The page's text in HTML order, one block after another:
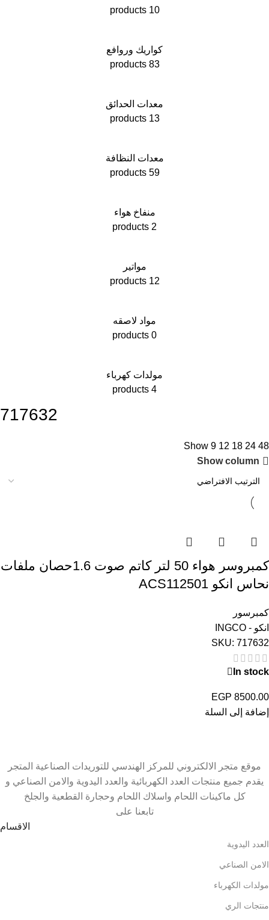
10 products
كواريك وروافع
83 products
معدات الحدائق
13 products
معدات النظافة
59 products
منفاخ هواء
2 products
مواتير
12 products
مواد لاصقه
0 products
مولدات كهرباء
4 products
717632
Show 9 12 18 24 48
Show column
كمبروسر هواء 50 لتر كاتم صوت 1.6حصان ملفات
نحاس انكو ACS112501
كمبرسور
انكو - INGCO
SKU: 717632
In stock
EGP 8500.00
إضافة إلى السلة
موقع متجر الالكتروني للمركز الهندسي للتوريدات الصناعية المتجر
يقدم جميع منتجات العدد الكهربائية والعدد اليدوية والامن الصناعي و
كل ماكينات اللحام واسلاك اللحام وحجارة القطعية والجلخ
تابعنا على
الاقسام
العدد اليدوية
الامن الصناعي
مولدات الكهرباء
منتجات الري